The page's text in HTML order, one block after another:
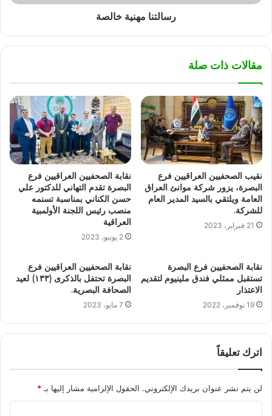
رسالتنا مهنية خالصة
مقالات ذات صلة
نقيب الصحفيين العراقيين فرع
البصرة، يزور شركة موانئ العراق
العامة ويلتقي بالسيد المدير العام
للشركة.
21 فبراير، 2023
نقابة الصحفيين العراقيين فرع
البصرة تقدم التهاني للدكتور علي
حسن الكناني بمناسبة تسنمه
منصب رئيس اللجنة الأولمبية
العراقية
2 يونيو، 2023
نقابة الصحفيين فرع البصرة
تستقبل ممثلي فندق ملينيوم لتقديم
الاعتذار
19 نوفمبر، 2022
نقابة الصحفيين العراقيين فرع
البصرة تحتفل بالذكرى (١٣٣) لعيد
الصحافة البصرية.
7 مايو، 2023
اترك تعليقاً
لن يتم نشر عنوان بريدك الإلكتروني. الحقول الإلزامية مشار إليها بـ *